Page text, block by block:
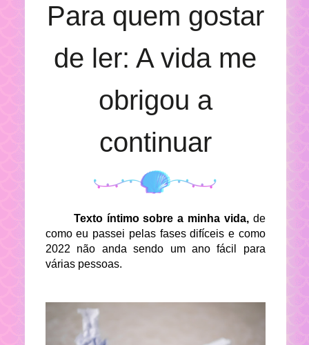
Para quem gostar
de ler: A vida me
obrigou a
continuar
Texto íntimo sobre a minha vida, de
como eu passei pelas fases difíceis e como
2022 não anda sendo um ano fácil para
várias pessoas.